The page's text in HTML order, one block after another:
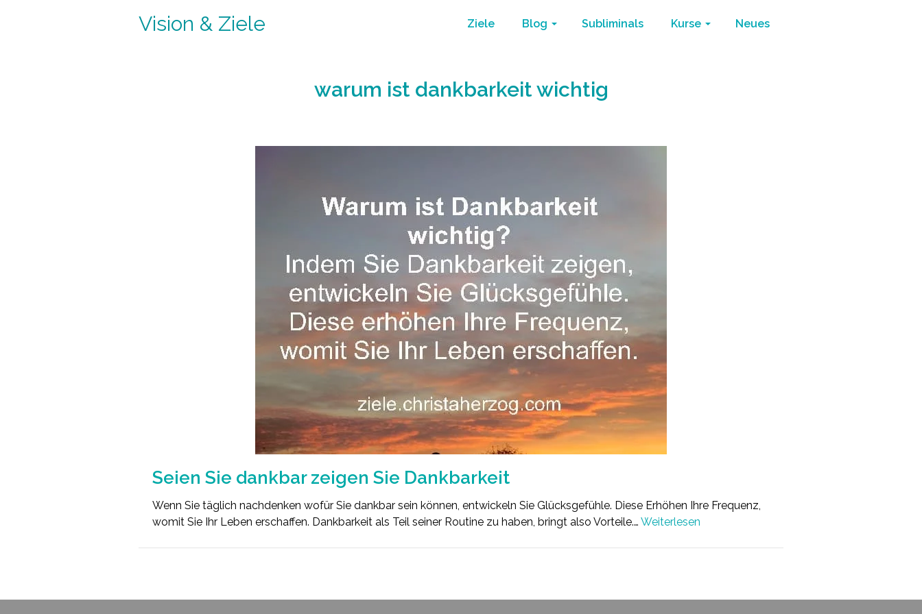
Vision & Ziele Ziele Blog Subliminals Kurse Neues
warum ist dankbarkeit wichtig
Seien Sie dankbar zeigen Sie Dankbarkeit
Wenn Sie täglich nachdenken wofür Sie dankbar sein können, entwickeln Sie Glücksgefühle. Diese Erhöhen Ihre Frequenz,
womit Sie Ihr Leben erschaffen. Dankbarkeit als Teil seiner Routine zu haben, bringt also Vorteile.… Weiterlesen